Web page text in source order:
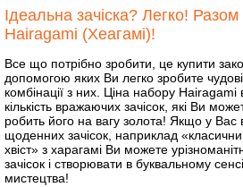
Ідеальна зачіска? Легко!
Hairagami (Хеагамі)!
Все що потрібно зробити, це купити
допомогою яких Ви легко зробите чудові
комбінації з них. Ціна набору
кількість вражаючих зачісок, які Ви
робить його на вагу золота! Якщо у Вас
щоденних зачісок, наприклад
хвіст» з харагамі Ви можете
зачісок і створювати в буквальному
мистецтва!